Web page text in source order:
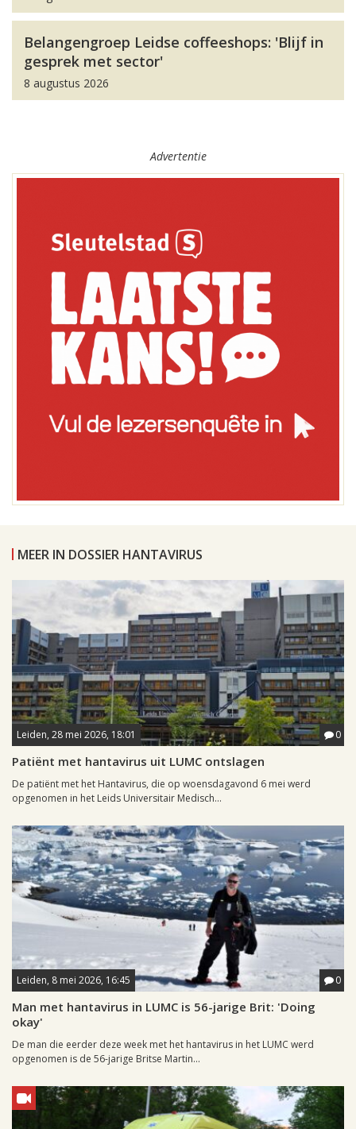
Belangengroep Leidse coffeeshops: 'Blijf in
gesprek met sector'
8 augustus 2026
Advertentie
MEER IN DOSSIER HANTAVIRUS
Leiden, 28 mei 2026, 18:01 0
Patiënt met hantavirus uit LUMC ontslagen
De patiënt met het Hantavirus, die op woensdagavond 6 mei werd
opgenomen in het Leids Universitair Medisch...
Leiden, 8 mei 2026, 16:45 0
Man met hantavirus in LUMC is 56-jarige Brit: 'Doing
okay'
De man die eerder deze week met het hantavirus in het LUMC werd
opgenomen is de 56-jarige Britse Martin...